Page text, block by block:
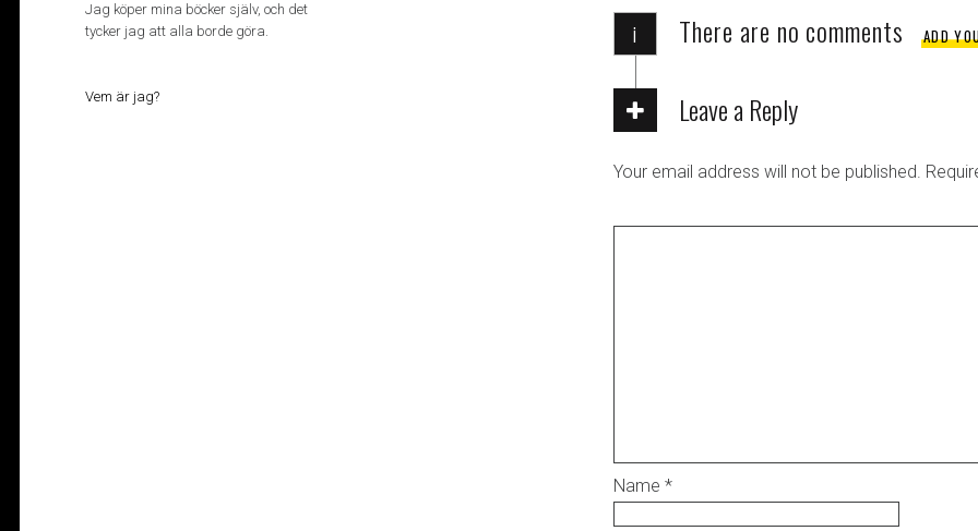
i There are no comments ADD
Leave a Reply
Your email address will not be published.
Name *
Jag köper mina böcker själv, och det
tycker jag att alla borde göra.
Vem är jag?